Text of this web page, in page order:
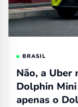
BRASIL
Não, a Uber
Dolphin
apenas o